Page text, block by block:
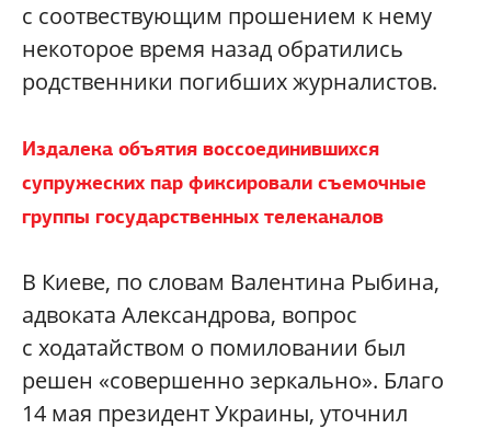
с соотвествующим прошением к нему
некоторое время назад обратились
родственники погибших журналистов.
Издалека объятия воссоединившихся
супружеских пар фиксировали съемочные
группы государственных телеканалов
В Киеве, по словам Валентина Рыбина,
адвоката Александрова, вопрос
с ходатайством о помиловании был
решен «совершенно зеркально». Благо
14 мая президент Украины, уточнил